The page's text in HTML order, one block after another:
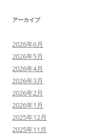
アーカイブ
2026年6月
2026年5月
2026年4月
2026年3月
2026年2月
2026年1月
2025年12月
2025年11月